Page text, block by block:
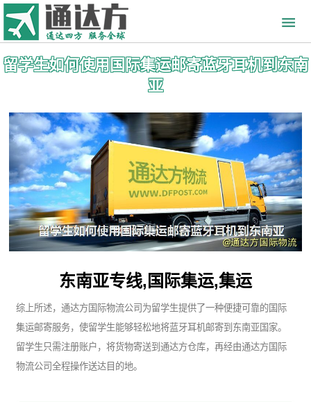
留学生如何使用国际集运邮寄蓝牙耳机到东南
亚
东南亚专线,国际集运,集运
综上所述，通达方国际物流公司为留学生提供了一种便捷可靠的国际
集运邮寄服务，使留学生能够轻松地将蓝牙耳机邮寄到东南亚国家。
留学生只需注册账户，将货物寄送到通达方仓库，再经由通达方国际
物流公司全程操作送达目的地。